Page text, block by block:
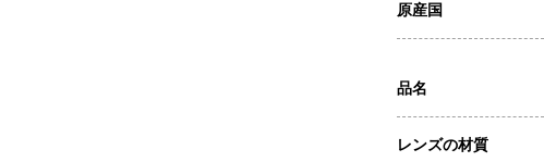
原産国
品名
レンズの材質